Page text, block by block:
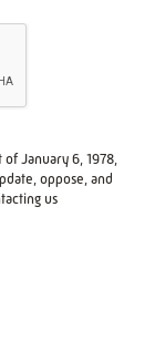
January 6, 1978,
oppose, and
us